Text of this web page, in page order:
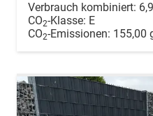
Verbrauch kombiniert:
CO2-Klasse: E
CO2-Emissionen: 155,00